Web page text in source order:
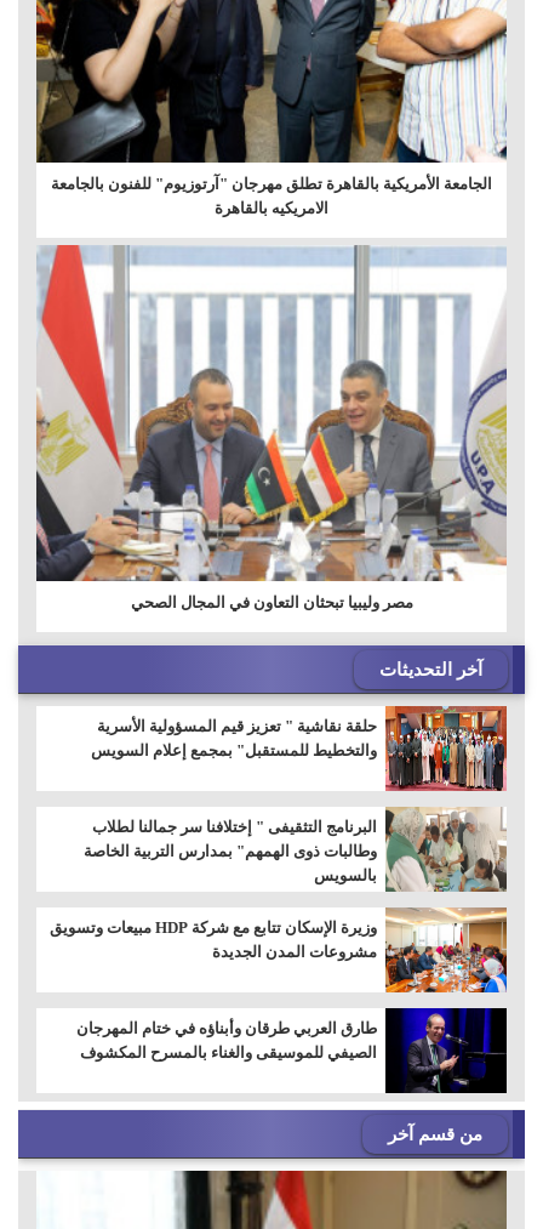
الجامعة الأمريكية بالقاهرة تطلق مهرجان "آرتوزيوم" للفنون بالجامعة
الامريكيه بالقاهرة
مصر وليبيا تبحثان التعاون في المجال الصحي
آخر التحديثات
حلقة نقاشية " تعزيز قيم المسؤولية الأسرية
والتخطيط للمستقبل" بمجمع إعلام السويس
البرنامج التثقيفى " إختلافنا سر جمالنا لطلاب
وطالبات ذوى الهمهم" بمدارس التربية الخاصة
بالسويس
وزيرة الإسكان تتابع مع شركة HDP مبيعات وتسويق
مشروعات المدن الجديدة
طارق العربي طرقان وأبناؤه في ختام المهرجان
الصيفي للموسيقى والغناء بالمسرح المكشوف
من قسم آخر